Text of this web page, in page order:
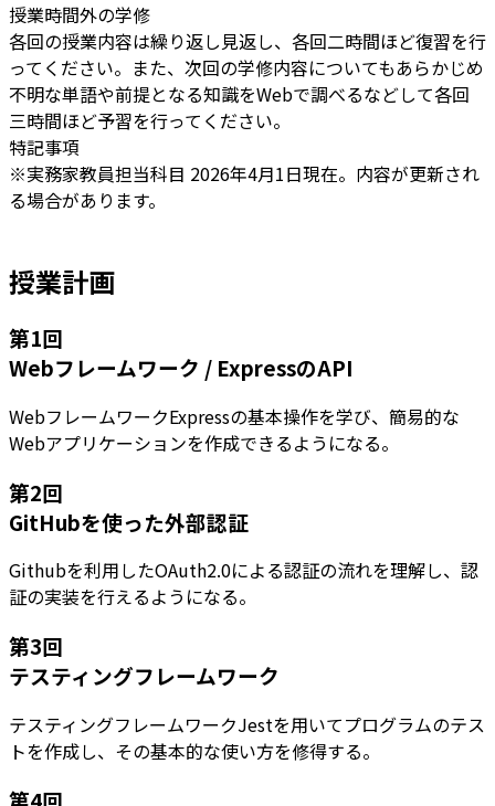
授業時間外の学修
各回の授業内容は繰り返し見返し、各回二時間ほど復習を行
ってください。また、次回の学修内容についてもあらかじめ
不明な単語や前提となる知識をWebで調べるなどして各回
三時間ほど予習を行ってください。
特記事項
※実務家教員担当科目 2026年4月1日現在。内容が更新され
る場合があります。
授業計画
第1回
Webフレームワーク / ExpressのAPI
WebフレームワークExpressの基本操作を学び、簡易的な
Webアプリケーションを作成できるようになる。
第2回
GitHubを使った外部認証
Githubを利用したOAuth2.0による認証の流れを理解し、認
証の実装を行えるようになる。
第3回
テスティングフレームワーク
テスティングフレームワークJestを用いてプログラムのテス
トを作成し、その基本的な使い方を修得する。
第4回